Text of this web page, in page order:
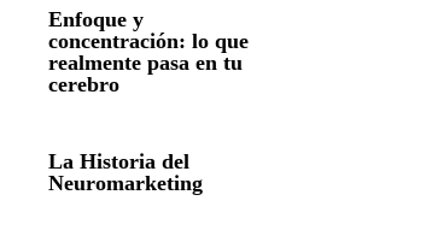
Enfoque y
concentración: lo que
realmente pasa en tu
cerebro
La Historia del
Neuromarketing